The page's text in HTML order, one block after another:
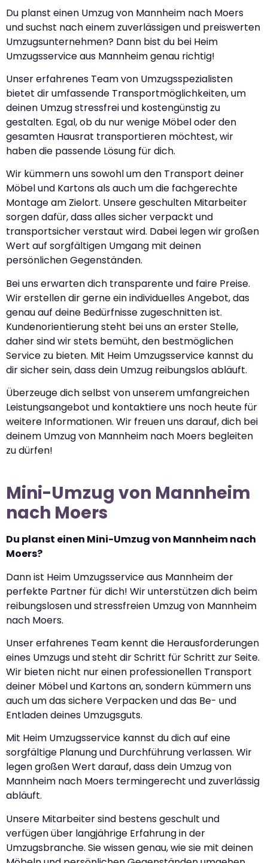
Du planst einen Umzug von Mannheim nach Moers
und suchst nach einem zuverlässigen und preiswerten
Umzugsunternehmen? Dann bist du bei Heim
Umzugsservice aus Mannheim genau richtig!
Unser erfahrenes Team von Umzugsspezialisten
bietet dir umfassende Transportmöglichkeiten, um
deinen Umzug stressfrei und kostengünstig zu
gestalten. Egal, ob du nur wenige Möbel oder den
gesamten Hausrat transportieren möchtest, wir
haben die passende Lösung für dich.
Wir kümmern uns sowohl um den Transport deiner
Möbel und Kartons als auch um die fachgerechte
Montage am Zielort. Unsere geschulten Mitarbeiter
sorgen dafür, dass alles sicher verpackt und
transportsicher verstaut wird. Dabei legen wir großen
Wert auf sorgfältigen Umgang mit deinen
persönlichen Gegenständen.
Bei uns erwarten dich transparente und faire Preise.
Wir erstellen dir gerne ein individuelles Angebot, das
genau auf deine Bedürfnisse zugeschnitten ist.
Kundenorientierung steht bei uns an erster Stelle,
daher sind wir stets bemüht, den bestmöglichen
Service zu bieten. Mit Heim Umzugsservice kannst du
dir sicher sein, dass dein Umzug reibungslos abläuft.
Überzeuge dich selbst von unserem umfangreichen
Leistungsangebot und kontaktiere uns noch heute für
weitere Informationen. Wir freuen uns darauf, dich bei
deinem Umzug von Mannheim nach Moers begleiten
zu dürfen!
Mini-Umzug von Mannheim
nach Moers
Du planst einen Mini-Umzug von Mannheim nach
Moers?
Dann ist Heim Umzugsservice aus Mannheim der
perfekte Partner für dich! Wir unterstützen dich beim
reibungslosen und stressfreien Umzug von Mannheim
nach Moers.
Unser erfahrenes Team kennt die Herausforderungen
eines Umzugs und steht dir Schritt für Schritt zur Seite.
Wir bieten nicht nur einen professionellen Transport
deiner Möbel und Kartons an, sondern kümmern uns
auch um das sichere Verpacken und das Be- und
Entladen deines Umzugsguts.
Mit Heim Umzugsservice kannst du dich auf eine
sorgfältige Planung und Durchführung verlassen. Wir
legen großen Wert darauf, dass dein Umzug von
Mannheim nach Moers termingerecht und zuverlässig
abläuft.
Unsere Mitarbeiter sind bestens geschult und
verfügen über langjährige Erfahrung in der
Umzugsbranche. Sie wissen genau, wie sie mit deinen